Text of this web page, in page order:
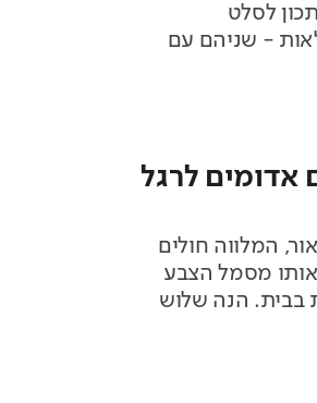
לסלט
- שניהם עם
אדומים לרגל
המלווה חולים
אותו מסמל הצבע
בבית. הנה שלוש